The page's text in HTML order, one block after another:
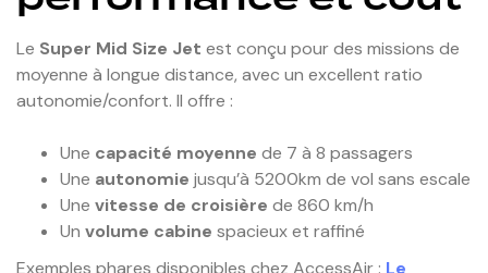
Le Super Mid Size Jet est conçu pour des missions de
moyenne à longue distance, avec un excellent ratio
autonomie/confort. Il offre :
Une capacité moyenne de 7 à 8 passagers
Une autonomie jusqu’à 5200km de vol sans escale
Une vitesse de croisière de 860 km/h
Un volume cabine spacieux et raffiné
Exemples phares disponibles chez AccessAir : Le